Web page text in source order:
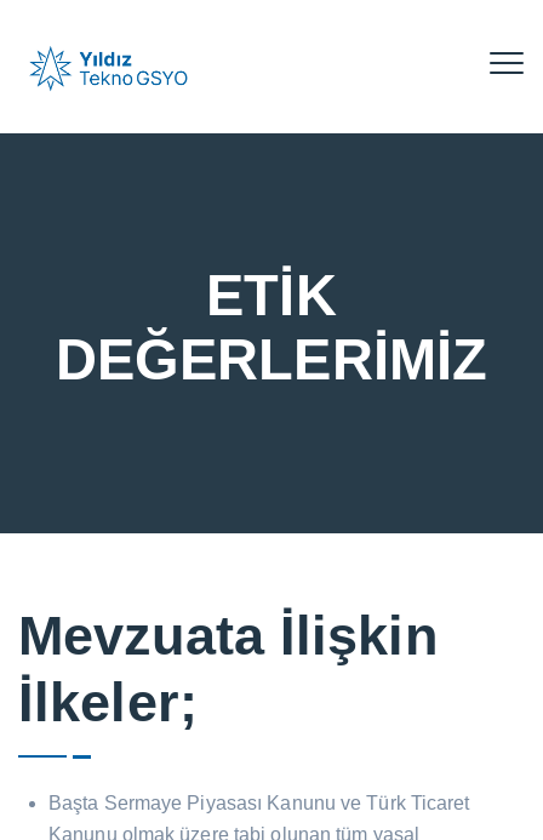
ETİK
DEĞERLERİMİZ
Mevzuata İlişkin
İlkeler;
Başta Sermaye Piyasası Kanunu ve Türk Ticaret
Kanunu olmak üzere tabi olunan tüm yasal